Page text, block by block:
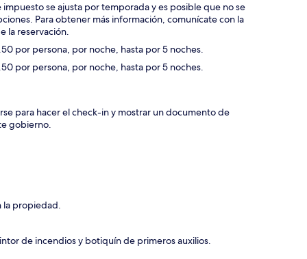
se ajusta por temporada y es posible que no se
Para obtener más información, comunícate con la
la reservación.
por persona, por noche, hasta por 5 noches.
por persona, por noche, hasta por 5 noches.
para hacer el check-in y mostrar un documento de
gobierno.
la propiedad.
de incendios y botiquín de primeros auxilios.